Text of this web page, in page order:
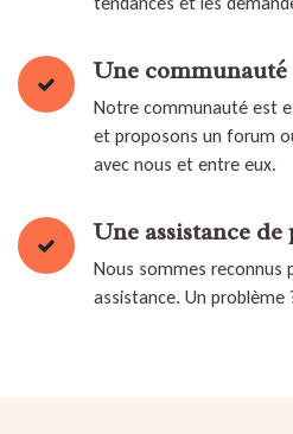
Une communauté
Notre communauté est
et proposons un forum
avec nous et entre eux.
Une assistance
Nous sommes reconnus
assistance. Un problème